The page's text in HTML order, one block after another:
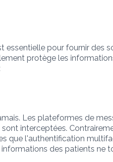
essentielle pour fournir des
protège les
Les plateformes de
interceptées.
que l'authentification
des patients ne